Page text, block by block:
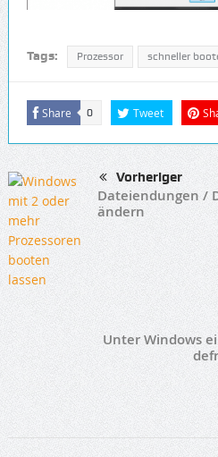
Tags: Prozessor schneller
Share 0 Tweet
Vorheriger
Dateiendungen /
ändern
Unter Windows